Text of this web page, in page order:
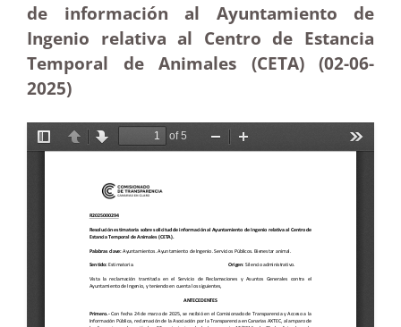
de información al Ayuntamiento de
Ingenio relativa al Centro de Estancia
Temporal de Animales (CETA) (02-06-
2025)